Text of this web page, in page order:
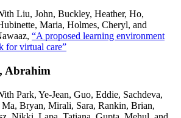
Liu, John, Buckley, Heather, Ho,
Maria, Holmes, Cheryl, and
“A proposed learning environment
for virtual care”
Abrahim
Park, Ye-Jean, Guo, Eddie, Sachdeva,
Ma, Bryan, Mirali, Sara, Rankin, Brian,